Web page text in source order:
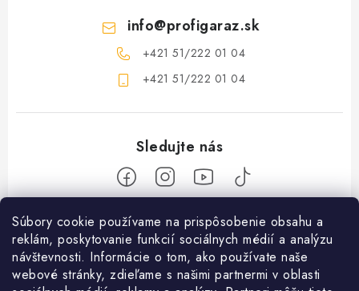
Súbory cookie používame na prispôsobenie obsahu a
reklám, poskytovanie funkcií sociálnych médií a analýzu
návštevnosti. Informácie o tom, ako používate naše
webové stránky, zdieľame s našimi partnermi v oblasti
info@profigaraz.sk
+421 51/222 01 04
+421 51/222 01 04
Nakupovanie